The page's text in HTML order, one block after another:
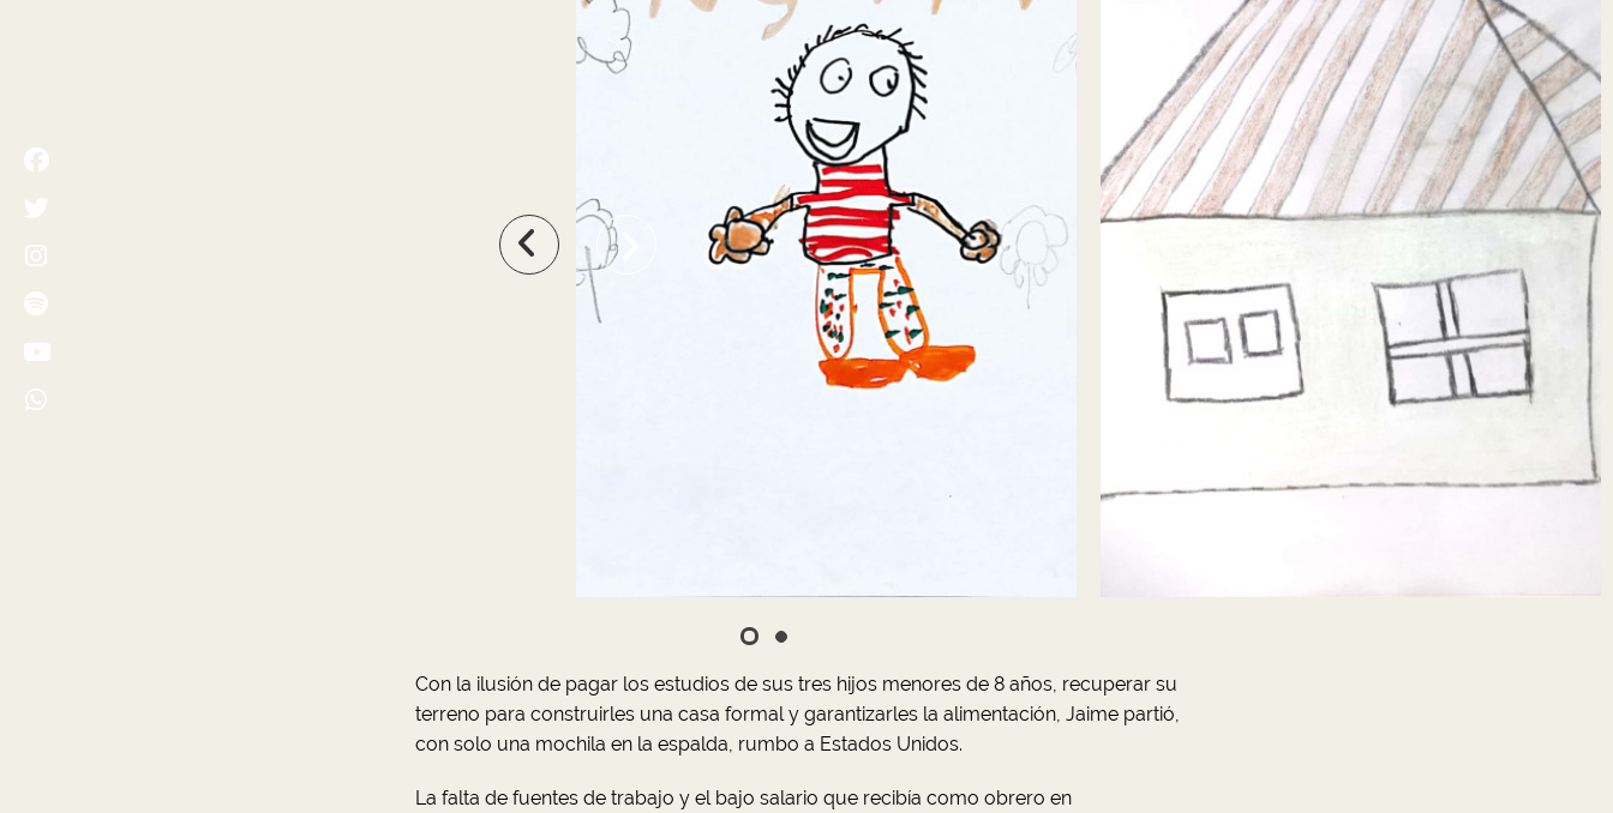
Con la ilusión de pagar los estudios de sus tres hijos menores de 8 años, recuperar su
terreno para construirles una casa formal y garantizarles la alimentación, Jaime partió,
con solo una mochila en la espalda, rumbo a Estados Unidos.
La falta de fuentes de trabajo y el bajo salario que recibía como obrero en